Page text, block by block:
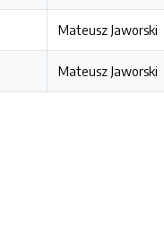
Mateusz Jaworski
Mateusz Jaworski